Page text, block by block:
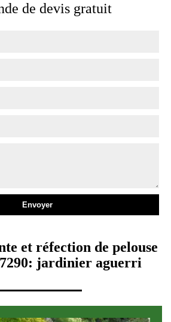
de devis gratuit
et réfection de pelouse
jardinier aguerri